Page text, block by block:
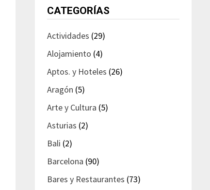
CATEGORÍAS
Actividades (29)
Alojamiento (4)
Aptos. y Hoteles (26)
Aragón (5)
Arte y Cultura (5)
Asturias (2)
Bali (2)
Barcelona (90)
Bares y Restaurantes (73)